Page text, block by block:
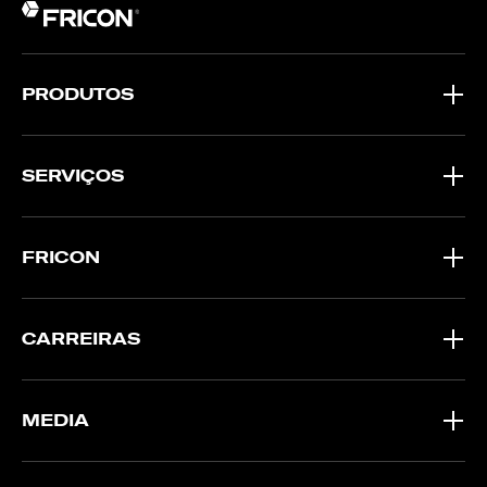
PRODUTOS
SERVIÇOS
FRICON
CARREIRAS
MEDIA